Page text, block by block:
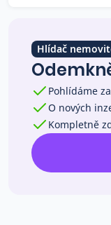
Hlídač
Pohlídáme
O nových
Kompletně